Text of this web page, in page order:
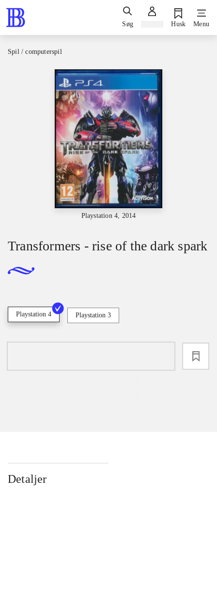
Søg Husk Menu
Spil / computerspil
Playstation 4, 2014
Transformers - rise of the dark spark
Playstation 4 Playstation 3
Detaljer